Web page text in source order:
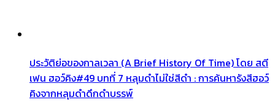
ประวัติย่อของกาลเวลา (A Brief History Of Time) โดย สตี
เฟน ฮอว์คิง#49 บทที่ 7 หลุมดำไม่ใช่สีดำ : การค้นหารังสีฮอว์
คิงจากหลุมดำดึกดำบรรพ์